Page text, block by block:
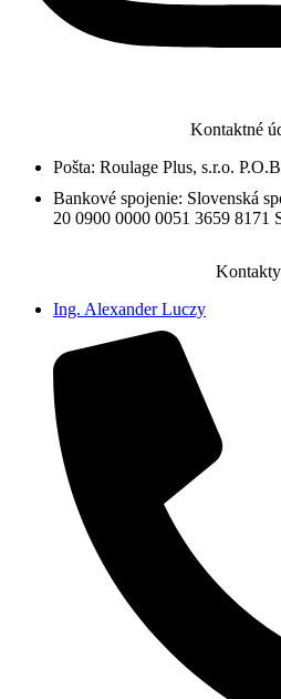
Kontaktné
Pošta: Roulage Plus, s.r.o.
Bankové spojenie: Slovenská
20 0900 0000 0051 3659
Kontakty
Ing. Alexander Luczy